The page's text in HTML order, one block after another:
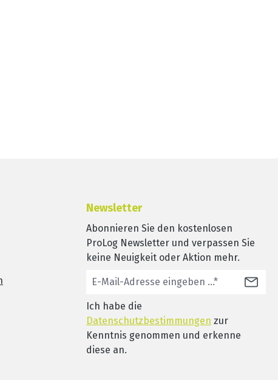
Newsletter
Abonnieren Sie den kostenlosen
ProLog Newsletter und verpassen Sie
keine Neuigkeit oder Aktion mehr.
Ich habe die
Datenschutzbestimmungen zur
Kenntnis genommen und erkenne
diese an.